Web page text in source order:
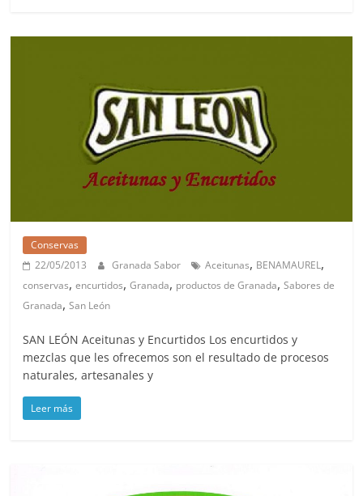
Conservas
22/05/2013
Granada Sabor Aceitunas, BENAMAUREL,
conservas,encurtidos,Granada, productos de Granada,Sabores de
Granada,San León
SAN LEÓN Aceitunas y Encurtidos Los encurtidos y
mezclas que les ofrecemos son el resultado de procesos
naturales, artesanales y
Leer más